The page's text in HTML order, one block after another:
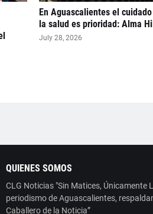
En Aguascalientes el
la salud es prioridad: Alma
July 28, 2026
QUIENES SOMOS
CLG Noticias "Sin Matices, Únicamente
periodismo de Aguascalientes,
Caballero de la Noticia”